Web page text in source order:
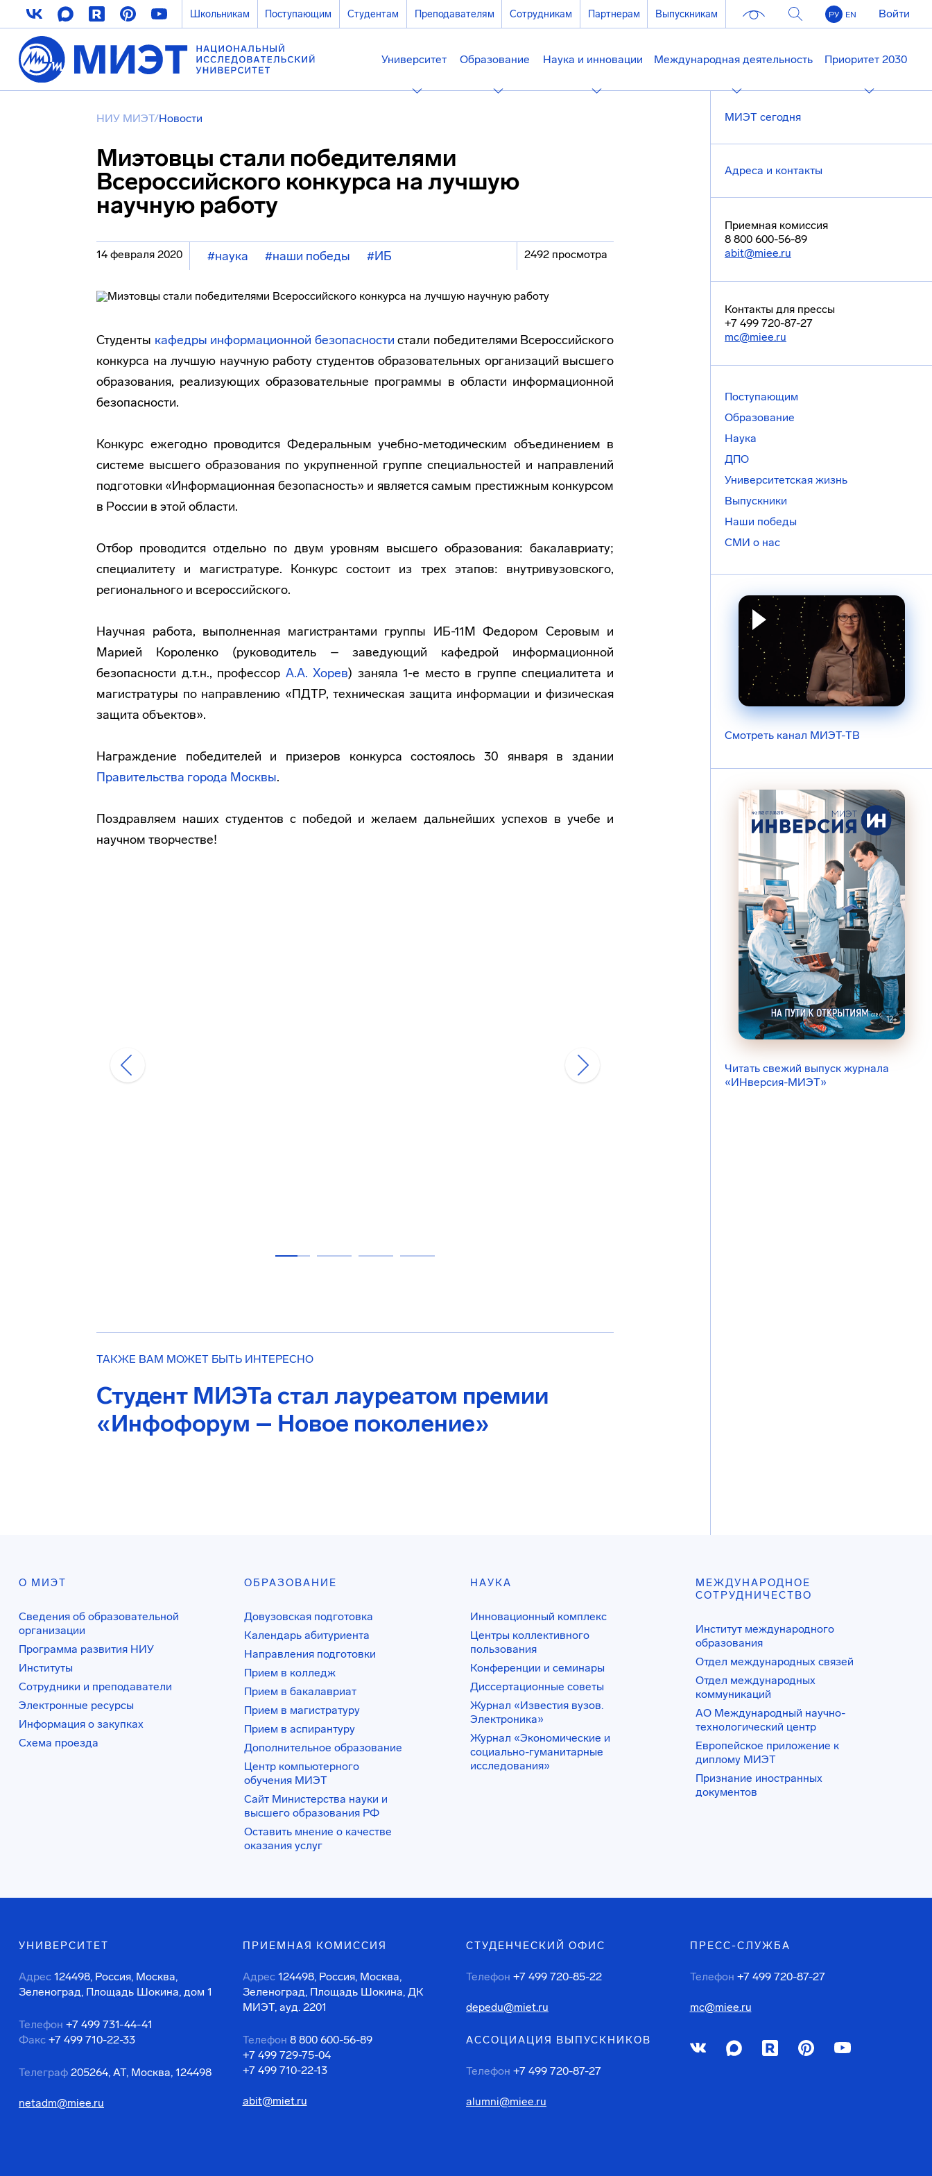
Школьникам Поступающим Студентам Преподавателям Сотрудникам Партнерам Выпускникам РУ EN Войти
Университет Образование Наука и инновации Международная деятельность Приоритет 2030
НИУ МИЭТ/Новости
Миэтовцы стали победителями
Всероссийского конкурса на лучшую
научную работу
14 февраля 2020 #наука #наши победы #ИБ 2492 просмотра
Студенты кафедры информационной безопасности стали победителями Всероссийского
конкурса на лучшую научную работу студентов образовательных организаций высшего
образования, реализующих образовательные программы в области информационной
безопасности.
Конкурс ежегодно проводится Федеральным учебно-методическим объединением в
системе высшего образования по укрупненной группе специальностей и направлений
подготовки «Информационная безопасность» и является самым престижным конкурсом
в России в этой области.
Отбор проводится отдельно по двум уровням высшего образования: бакалавриату;
специалитету и магистратуре. Конкурс состоит из трех этапов: внутривузовского,
регионального и всероссийского.
Научная работа, выполненная магистрантами группы ИБ-11М Федором Серовым и
Марией Короленко (руководитель – заведующий кафедрой информационной
безопасности д.т.н., профессор А.А. Хорев) заняла 1-е место в группе специалитета и
магистратуры по направлению «ПДТР, техническая защита информации и физическая
защита объектов».
Награждение победителей и призеров конкурса состоялось 30 января в здании
Правительства города Москвы.
Поздравляем наших студентов с победой и желаем дальнейших успехов в учебе и
научном творчестве!
ТАКЖЕ ВАМ МОЖЕТ БЫТЬ ИНТЕРЕСНО
Студент МИЭТа стал лауреатом премии
«Инфофорум – Новое поколение»
МИЭТ сегодня
Адреса и контакты
Приемная комиссия
8 800 600-56-89
abit@miee.ru
Контакты для прессы
+7 499 720-87-27
mc@miee.ru
Поступающим
Образование
Наука
ДПО
Университетская жизнь
Выпускники
Наши победы
СМИ о нас
Смотреть канал МИЭТ-ТВ
Читать свежий выпуск журнала
«ИНверсия-МИЭТ»
О МИЭТ
Сведения об образовательной
организации
Программа развития НИУ
Институты
Сотрудники и преподаватели
Электронные ресурсы
Информация о закупках
Схема проезда
ОБРАЗОВАНИЕ
Довузовская подготовка
Календарь абитуриента
Направления подготовки
Прием в колледж
Прием в бакалавриат
Прием в магистратуру
Прием в аспирантуру
Дополнительное образование
Центр компьютерного
обучения МИЭТ
Сайт Министерства науки и
высшего образования РФ
Оставить мнение о качестве
оказания услуг
НАУКА
Инновационный комплекс
Центры коллективного
пользования
Конференции и семинары
Диссертационные советы
Журнал «Известия вузов.
Электроника»
Журнал «Экономические и
социально-гуманитарные
исследования»
МЕЖДУНАРОДНОЕ
СОТРУДНИЧЕСТВО
Институт международного
образования
Отдел международных связей
Отдел международных
коммуникаций
АО Международный научно-
технологический центр
Европейское приложение к
диплому МИЭТ
Признание иностранных
документов
УНИВЕРСИТЕТ
Адрес 124498, Россия, Москва,
Зеленоград, Площадь Шокина, дом 1
Телефон +7 499 731-44-41
Факс +7 499 710-22-33
Телеграф 205264, АТ, Москва, 124498
netadm@miee.ru
ПРИЕМНАЯ КОМИССИЯ
Адрес 124498, Россия, Москва,
Зеленоград, Площадь Шокина, ДК
МИЭТ, ауд. 2201
Телефон 8 800 600-56-89
+7 499 729-75-04
+7 499 710-22-13
abit@miet.ru
СТУДЕНЧЕСКИЙ ОФИС
Телефон +7 499 720-85-22
depedu@miet.ru
АССОЦИАЦИЯ ВЫПУСКНИКОВ
Телефон +7 499 720-87-27
alumni@miee.ru
ПРЕСС-СЛУЖБА
Телефон +7 499 720-87-27
mc@miee.ru